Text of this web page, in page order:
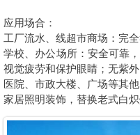
应用场合：
工厂流水、线超市商场：完
学校、办公场所：安全可靠
视觉疲劳和保护眼睛；无紫
医院、市政大楼、广场等其
家居照明装饰，替换老式白